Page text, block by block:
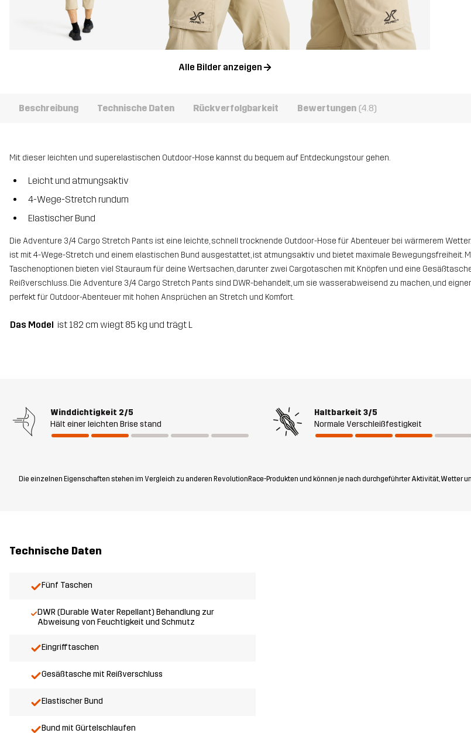
Alle Bilder anzeigen
Beschreibung Technische Daten Rückverfolgbarkeit Bewertungen (4.8)
Mit dieser leichten und superelastischen Outdoor-Hose kannst du bequem auf Entdeckungstour gehen.
Leicht und atmungsaktiv
4-Wege-Stretch rundum
Elastischer Bund
Die Adventure 3/4 Cargo Stretch Pants ist eine leichte, schnell trocknende Outdoor-Hose für Abenteuer bei wärmerem
ist mit 4-Wege-Stretch und einem elastischen Bund ausgestattet, ist atmungsaktiv und bietet maximale Bewegungsfreiheit.
Taschenoptionen bieten viel Stauraum für deine Wertsachen, darunter zwei Cargotaschen mit Knöpfen und eine
Reißverschluss. Die Adventure 3/4 Cargo Stretch Pants sind DWR-behandelt, um sie wasserabweisend zu machen, und
perfekt für Outdoor-Abenteuer mit hohen Ansprüchen an Stretch und Komfort.
Das Model ist 182 cm wiegt 85 kg und trägt L
Winddichtigkeit 2/5
Hält einer leichten Brise stand
Haltbarkeit 3/5
Normale Verschleißfestigkeit
Die einzelnen Eigenschaften stehen im Vergleich zu anderen RevolutionRace-Produkten und können je nach durchgeführter Aktivität, Wetter
Technische Daten
Fünf Taschen
DWR (Durable Water Repellant) Behandlung zur
Abweisung von Feuchtigkeit und Schmutz
Eingrifftaschen
Gesäßtasche mit Reißverschluss
Elastischer Bund
Bund mit Gürtelschlaufen